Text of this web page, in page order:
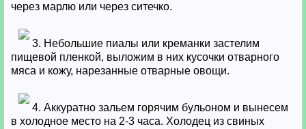
через марлю или через ситечко.
3. Небольшие пиалы или креманки застелим
пищевой пленкой, выложим в них кусочки отварного
мяса и кожу, нарезанные отварные овощи.
4. Аккуратно зальем горячим бульоном и вынесем
в холодное место на 2-3 часа. Холодец из свиных